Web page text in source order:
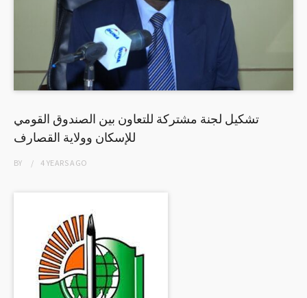
تشكيل لجنة مشتركة للتعاون بين الصندوق القومي
للإسكان وولاية القصارف
BY 4 YEARSAGO